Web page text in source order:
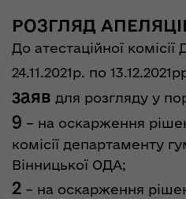
РОЗГЛЯД
До атестаційної
24.11.2021р. по
заяв для розгляду у
9 – на оскарження
комісії департаменту
Вінницької ОДА;
2 – на оскарження